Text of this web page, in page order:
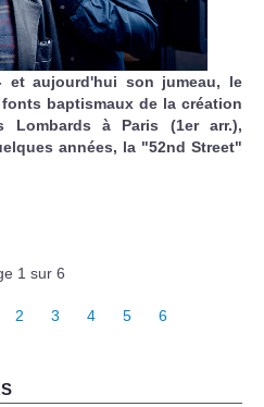
et aujourd'hui son jumeau, le
baptismaux de la création
Lombards à Paris (1er arr.),
années, la "52nd Street"
1 sur 6
2 3 4 5
6